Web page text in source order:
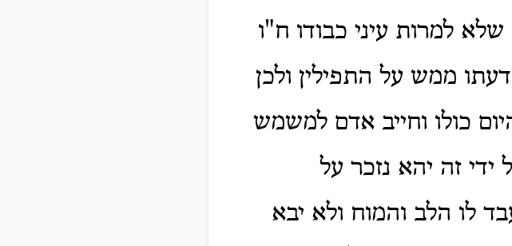
למרות עיני כבודו ח"ו
ממש על התפילין ולכן
כולו וחייב אדם למשמש
זה יהא נזכר על
לו הלב והמוח ולא יבא